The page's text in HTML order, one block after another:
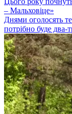
– Мальховіце»
Днями оголосять
потрібно буде два-